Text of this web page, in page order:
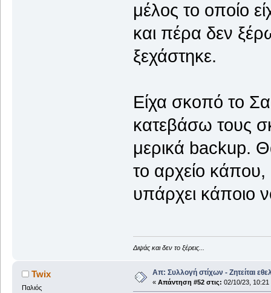
μέλος το οποίο
και πέρα δεν
ξεχάστηκε.
Είχα σκοπό το
κατεβάσω τους
μερικά backup.
το αρχείο κάπου,
υπάρχει κάποιο
Διψάς και δεν το ξέρεις...
Twix
Παλιός
Απ: Συλλογή στίχων - Ζητείται
« Απάντηση #52 στις: 02/10/23, 10:21